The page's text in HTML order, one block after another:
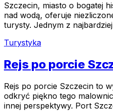
Szczecin, miasto o bogatej
nad wodą, oferuje
turysty. Jednym z
Turystyka
Rejs po porcie
Rejs po porcie Szczecin to
odkryć piękno tego
innej perspektywy. Port